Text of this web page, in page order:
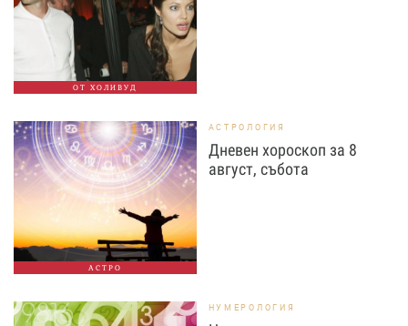
ОТ ХОЛИВУД
АСТРО
АСТРОЛОГИЯ
Дневен хороскоп за 8
август, събота
НУМЕРОЛОГИЯ